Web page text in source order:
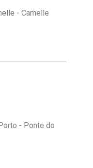
- Camelle
- Ponte do